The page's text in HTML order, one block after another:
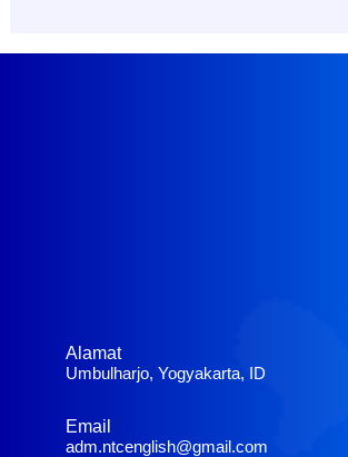
Alamat
Umbulharjo, Yogyakarta, ID
Email
adm.ntcenglish@gmail.com